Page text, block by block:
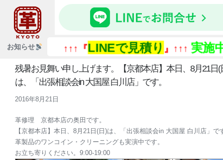
お知らせ ↑↑↑『 LINEで見積り』↑↑↑実施中
残暑お見舞い申し上げます。【京都本店】本日、8月21日(
は、「出張相談会in 大国屋 白川店」です。
2016年8月21日
革修理 京都本店の奥田です。
【京都本店】本日、8月21日(日)は、「出張相談会in 大国屋 白川店」で
革製品のワンコイン・クリーニングも実演中です。
お立ち寄りください。9:00-19:00